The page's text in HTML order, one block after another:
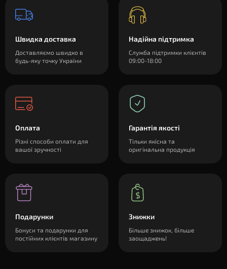
Швидка доставка
Доставляємо швидко в
будь-яку точку України
Надійна підтримка
Служба підтримки клієнтів
09:00-18:00
Оплата
Різні способи оплати для
вашої зручності
Гарантія якості
Тільки якісна та
оригінальна продукція
Подарунки
Бонуси та подарунки для
постійних клієнтів магазину
Знижки
Більше знижок, більше
заощаджень!